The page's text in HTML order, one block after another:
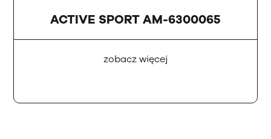
ACTIVE SPORT AM-6300065
zobacz więcej